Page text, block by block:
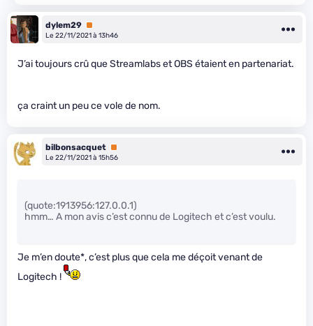
dylem29 Premium
Le 22/11/2021 à 13h46
J’ai toujours crû que Streamlabs et OBS étaient en partenariat.
ça craint un peu ce vole de nom.
bilbonsacquet Premium
Le 22/11/2021 à 15h56
(quote:1913956:127.0.0.1)
hmm… A mon avis c’est connu de Logitech et c’est voulu.
Je m’en doute*, c’est plus que cela me déçoit venant de
Logitech !